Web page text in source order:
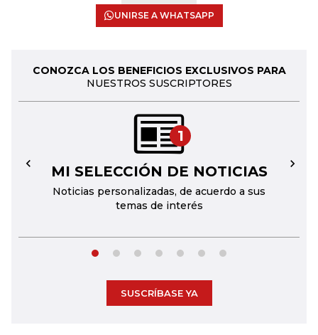
UNIRSE A WHATSAPP
CONOZCA LOS BENEFICIOS EXCLUSIVOS PARA
NUESTROS SUSCRIPTORES
1
MI SELECCIÓN DE NOTICIAS
Noticias personalizadas, de acuerdo a sus
temas de interés
← →
SUSCRÍBASE YA